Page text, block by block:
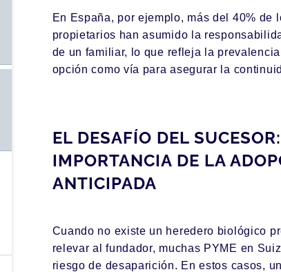
En España, por ejemplo, más del 40% de
propietarios han asumido la
de un familiar, lo que refleja la
opción como vía para asegurar la
EL DESAFÍO DEL SUCESOR:
IMPORTANCIA DE LA
ANTICIPADA
Cuando no existe un heredero biológico
relevar al fundador, muchas PYME en
riesgo de desaparición. En estos casos,